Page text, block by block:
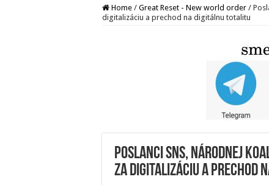
Home / Great Reset - New world order /
digitalizáciu a prechod na digitálnu totalitu
Poslanci SNS, Národnej
za digitalizáciu a prechod